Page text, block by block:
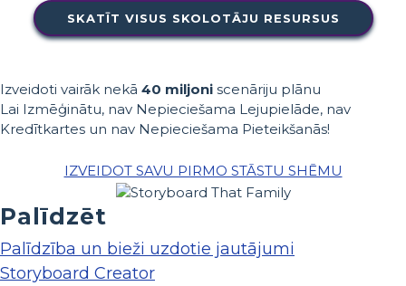
SKATĪT VISUS SKOLOTĀJU RESURSUS
Izveidoti vairāk nekā 40 miljoni scenāriju plānu
Lai Izmēģinātu, nav Nepieciešama Lejupielāde, nav
Kredītkartes un nav Nepieciešama Pieteikšanās!
IZVEIDOT SAVU PIRMO STĀSTU SHĒMU
Palīdzēt
Palīdzība un bieži uzdotie jautājumi
Storyboard Creator